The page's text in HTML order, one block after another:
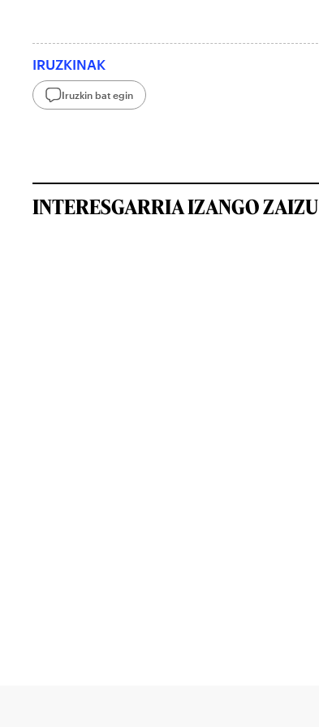
IRUZKINAK
Iruzkin bat egin
INTERESGARRIA IZANGO ZAIZU